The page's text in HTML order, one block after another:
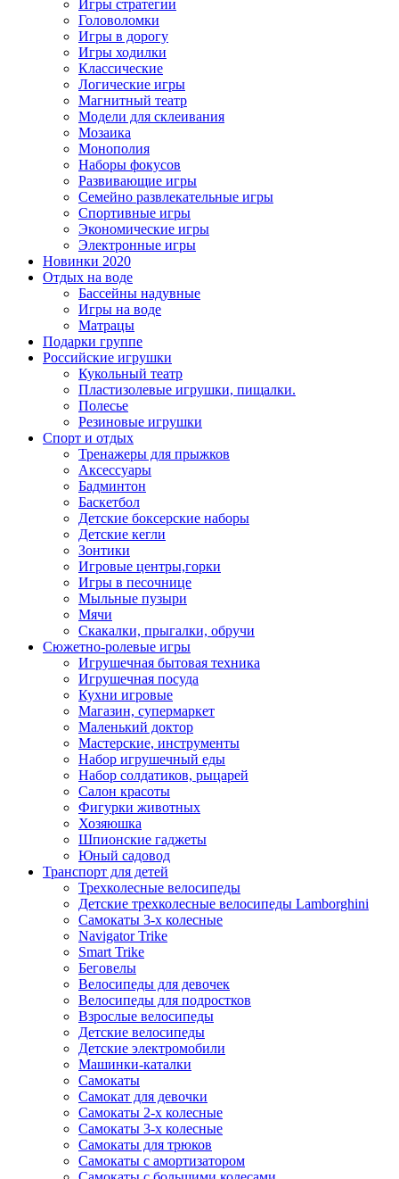
Игры стратегии
Головоломки
Игры в дорогу
Игры ходилки
Классические
Логические игры
Магнитный театр
Модели для склеивания
Мозаика
Монополия
Наборы фокусов
Развивающие игры
Семейно развлекательные игры
Спортивные игры
Экономические игры
Электронные игры
Новинки 2020
Отдых на воде
Бассейны надувные
Игры на воде
Матрацы
Подарки группе
Российские игрушки
Кукольный театр
Пластизолевые игрушки, пищалки.
Полесье
Резиновые игрушки
Спорт и отдых
Тренажеры для прыжков
Аксессуары
Бадминтон
Баскетбол
Детские боксерские наборы
Детские кегли
Зонтики
Игровые центры,горки
Игры в песочнице
Мыльные пузыри
Мячи
Скакалки, прыгалки, обручи
Сюжетно-ролевые игры
Игрушечная бытовая техника
Игрушечная посуда
Кухни игровые
Магазин, супермаркет
Маленький доктор
Мастерские, инструменты
Набор игрушечный еды
Набор солдатиков, рыцарей
Салон красоты
Фигурки животных
Хозяюшка
Шпионские гаджеты
Юный садовод
Транспорт для детей
Трехколесные велосипеды
Детские трехколесные велосипеды Lamborghini
Самокаты 3-х колесные
Navigator Trike
Smart Trike
Беговелы
Велосипеды для девочек
Велосипеды для подростков
Взрослые велосипеды
Детские велосипеды
Детские электромобили
Машинки-каталки
Самокаты
Самокат для девочки
Самокаты 2-х колесные
Самокаты 3-х колесные
Самокаты для трюков
Самокаты с амортизатором